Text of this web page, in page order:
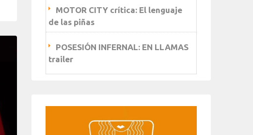
MOTOR CITY crítica: El lenguaje
de las piñas
POSESIÓN INFERNAL: EN LLAMAS
trailer